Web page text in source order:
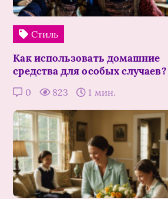
Стиль
Как использовать домашние
средства для особых случаев?
0 823 1 мин.